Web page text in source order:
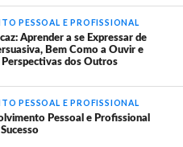
PESSOAL E PROFISSIONAL
Aprender a se Expressar de
Bem Como a Ouvir e
Perspectivas dos Outros
PESSOAL E PROFISSIONAL
Pessoal e Profissional